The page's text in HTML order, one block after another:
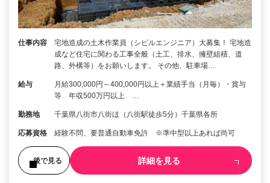
仕事内容
宅地造成の土木作業員（シビルエンジニア）大募集！ 宅地造
成など住宅に関わる工事全般（土工、排水、擁壁組積、道
路、外構等）をお願いします。 その他、駐車場…
給与
月給300,000円～400,000円以上＋業績手当（月毎）・賞与
等 年収500万円以上 …
勤務地 千葉県八街市八街ほ（八街駅徒歩5分）千葉県各所
応募資格 経験不問、要普通自動車免許 ※準中型以上あれば尚可
後で見る 詳細を見る